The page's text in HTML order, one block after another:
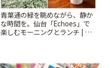
青葉通の緑を眺めながら、静か
な時間を。仙台「Echoes」で
楽しむモーニングとランチ | こ